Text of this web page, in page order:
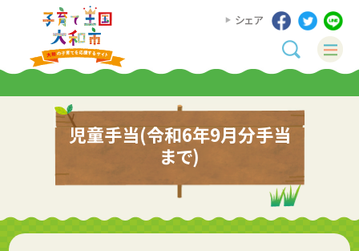
シェア
児童手当(令和6年9月分手当
まで)